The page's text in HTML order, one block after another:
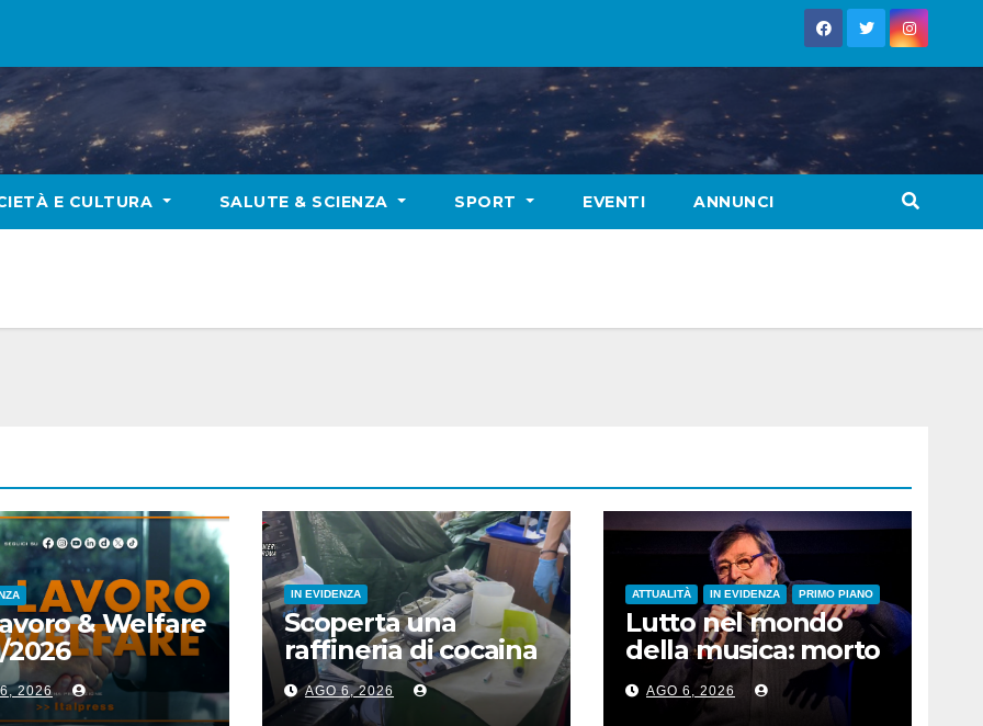
E CULTURA SALUTE & SCIENZA SPORT EVENTI ANNUNCI
& Welfare
2026
2026
IN EVIDENZA
Scoperta una
raffineria di cocaina
a Latina, 5 arresti
AGO 6, 2026
ATTUALITÀ IN EVIDENZA PRIMO PIANO
Lutto nel mondo
della musica: morto
a 86 anni Francesco
Guccini
AGO 6, 2026